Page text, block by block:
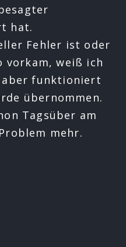
hat.
Fehler ist oder
vorkam, weiß ich
aber funktioniert
übernommen.
Tagsüber am
mehr.